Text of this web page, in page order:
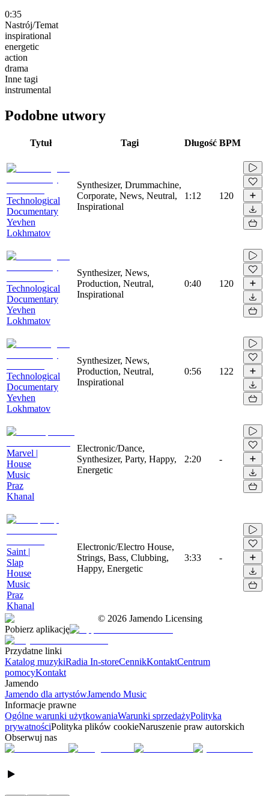
0:35
Nastrój/Temat
inspirational
energetic
action
drama
Inne tagi
instrumental
Podobne utwory
Tytuł Tagi Długość BPM
Technological
Documentary
Yevhen
Lokhmatov
Synthesizer, Drummachine,
Corporate, News, Neutral,
Inspirational
1:12 120
Technological
Documentary
Yevhen
Lokhmatov
Synthesizer, News,
Production, Neutral,
Inspirational
0:40 120
Technological
Documentary
Yevhen
Lokhmatov
Synthesizer, News,
Production, Neutral,
Inspirational
0:56 122
Marvel |
House
Music
Praz
Khanal
Electronic/Dance,
Synthesizer, Party, Happy,
Energetic
2:20 -
Saint |
Slap
House
Music
Praz
Khanal
Electronic/Electro House,
Strings, Bass, Clubbing,
Happy, Energetic
3:33 -
© 2026 Jamendo Licensing
Pobierz aplikację
Przydatne linki
Katalog muzykiRadia In-storeCennikKontaktCentrum
pomocyKontakt
Jamendo
Jamendo dla artystówJamendo Music
Informacje prawne
Ogólne warunki użytkowaniaWarunki sprzedażyPolityka
prywatnościPolityka plików cookieNaruszenie praw autorskich
Obserwuj nas